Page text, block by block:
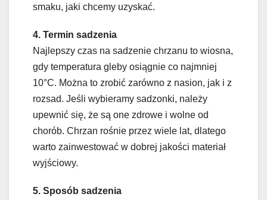
smaku, jaki chcemy uzyskać.
4. Termin sadzenia
Najlepszy czas na sadzenie chrzanu to wiosna,
gdy temperatura gleby osiągnie co najmniej
10°C. Można to zrobić zarówno z nasion, jak i z
rozsad. Jeśli wybieramy sadzonki, należy
upewnić się, że są one zdrowe i wolne od
chorób. Chrzan rośnie przez wiele lat, dlatego
warto zainwestować w dobrej jakości materiał
wyjściowy.
5. Sposób sadzenia